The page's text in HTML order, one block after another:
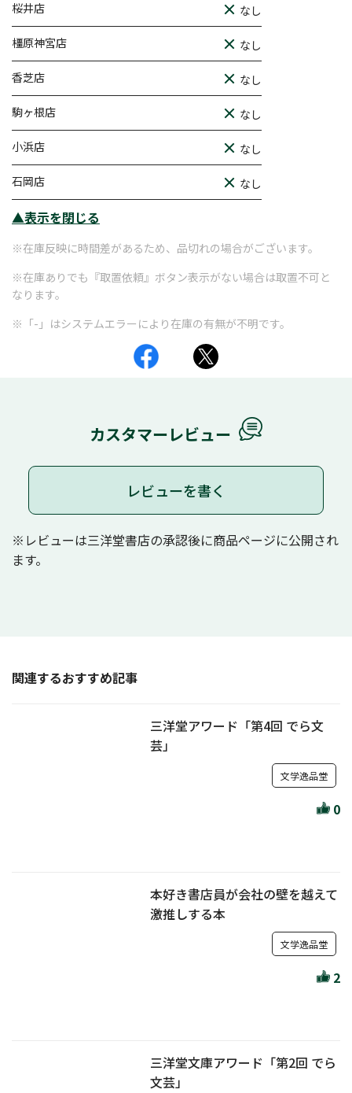
桜井店 なし
橿原神宮店 なし
香芝店 なし
駒ヶ根店 なし
小浜店 なし
石岡店 なし
▲表示を閉じる
※在庫反映に時間差があるため、品切れの場合がございます。
※在庫ありでも『取置依頼』ボタン表示がない場合は取置不可と
なります。
※「-」はシステムエラーにより在庫の有無が不明です。
カスタマーレビュー
レビューを書く
※レビューは三洋堂書店の承認後に商品ページに公開され
ます。
関連するおすすめ記事
三洋堂アワード「第4回 でら文
芸」
文学逸品堂
0
本好き書店員が会社の壁を越えて
激推しする本
文学逸品堂
2
三洋堂文庫アワード「第2回 でら
文芸」